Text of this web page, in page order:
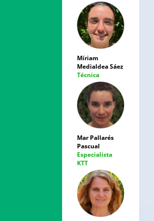
Míriam
Medialdea Sáez
Técnica
Mar Pallarés
Pascual
Especialista
KTT